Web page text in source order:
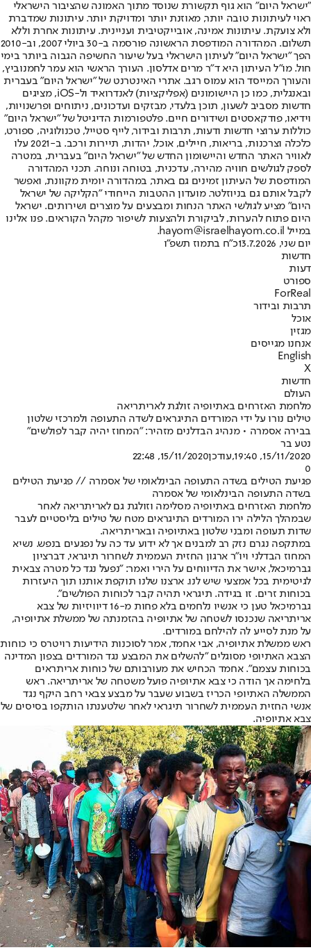
"ישראל היום" הוא גוף תקשורת שנוסד מתוך האמונה שהציבור הישראלי
ראוי לעיתונות טובה יותר, מאוזנת יותר ומדויקת יותר. עיתונות שמדברת
ולא צועקת. עיתונות אמינה, אובייקטיבית ועניינית. עיתונות אחרת וללא
תשלום. המהדורה המודפסת הראשונה פורסמה ב-30 ביולי 2007, וב-2010
הפך "ישראל היום" לעיתון הישראלי בעל שיעור החשיפה הגבוה ביותר בימי
חול. מו"ל העיתון היא ד"ר מרים אדלסון. העורך הראשי הוא עמר לחמנוביץ,
והעורך המייסד הוא עמוס רגב. אתרי האינטרנט של "ישראל היום" בעברית
ובאנגלית, כמו כן היישומונים (אפליקציות) לאנדרואיד ול-iOS, מציגים
חדשות מסביב לשעון, תוכן בלעדי, מבזקים ועדכונים, ניתוחים ופרשנויות,
וידיאו, פודקאסטים ושידורים חיים. פלטפורמות הדיגיטל של "ישראל היום"
כוללות ערוצי חדשות ודעות, תרבות ובידור, לייף סטייל, טכנולוגיה, ספורט,
כלכלה וצרכנות, בריאות, חיילים, אוכל, יהדות, תיירות ורכב. ב-2021 עלו
לאוויר האתר החדש והיישומון החדש של "ישראל היום" בעברית, במטרה
לספק לגולשים חוויה מהירה, עדכנית, בטוחה ונוחה. תכני המהדורה
המודפסת של העיתון זמינים גם באתר, במהדורה יומית מקוונת, ואפשר
לקבל אותם גם בניוזלטר. מועדון ההטבות הייחודי "הקליקה של ישראל
היום" מציע לגולשי האתר הנחות ומבצעים על מוצרים ושירותים. ישראל
היום פתוח להערות, לביקורת ולהצעות לשיפור מקהל הקוראים. פנו אלינו
במייל hayom@israelhayom.co.il.
יום שני, 13.7.2026
כ"ח בתמוז תשפ"ו
חדשות
דעות
ספורט
ForReal
תרבות ובידור
אוכל
מגזין
אנחנו מגייסים
English
X
חדשות
העולם
מלחמת האזרחים באתיופיה זולגת לאריתריאה
טילים נורו על ידי המורדים התיגראים לשדה התעופה ולמרכזי שלטון
בבירה אסמרה • מנהיג הבדלנים מזהיר: "המחוז יהיה קבר לפולשים"
נטע בר
15/11/2020, 19:40
,עודכן15/11/2020, 22:48
0
פגיעת הטילים בשדה התעופה הבינלאומי של אסמרה // פגיעת הטילים
בשדה התעופה הבינלאומי של אסמרה
מלחמת האזרחים באתיופיה מסלימה וזולגת גם לאריתריאה לאחר
שבמהלך הלילה ירו המורדים התיגראים מטח של טילים בליסטיים לעבר
שדות תעופה ומבני שלטון באתיופיה ובאריתריאה.
במתקפה נגרם נזק רב למבנים אך לא ידוע עד כה על נפגעים בנפש. נשיא
המחוז הבדלני ויו"ר ארגון החזית העממית לשחרור תיגראי, דברציון
גברמיכאל, אישר את הדיווחים על הירי ואמר: "נפעל נגד כל מטרה צבאית
לגיטימית בכל אמצעי שיש לנו. ארצנו שלנו תוקפת אותנו תוך היעזרות
בכוחות זרים. זו בגידה. תיגראי תהיה קבר לכוחות הפולשים".
גברמיכאל טען כי אנשיו נלחמים בלא פחות מ-16 דיוויזיות של צבא
אריתריאה שנכנסו לשטחה של אתיופיה בהזמנתה של ממשלת אתיופיה,
על מנת לסייע לה להילחם במורדים.
ראש ממשלת אתיופיה, אבי אחמד, אמר לסוכנות הידיעות רויטרס כי כוחות
הצבא האתיופי מסוגלים "להשלים את המבצע נגד המורדים בצפון המדינה
בכוחות עצמם". אחמד הכחיש את מעורבותם של כוחות אריתראים
בלחימה אך הודה כי צבא אתיופיה פועל משטחה של אריתריאה. ראש
הממשלה האתיופי הכריז בשבוע שעבר על מבצע צבאי רחב היקף נגד
אנשי החזית העממית לשחרור תיגראי לאחר שלטענתו הותקפו בסיסים של
צבא אתיופיה.